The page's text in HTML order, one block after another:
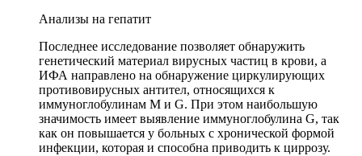
Анализы на гепатит
Последнее исследование позволяет обнаружить
генетический материал вирусных частиц в крови, а
ИФА направлено на обнаружение циркулирующих
противовирусных антител, относящихся к
иммуноглобулинам М и G. При этом наибольшую
значимость имеет выявление иммуноглобулина G, так
как он повышается у больных с хронической формой
инфекции, которая и способна приводить к циррозу.